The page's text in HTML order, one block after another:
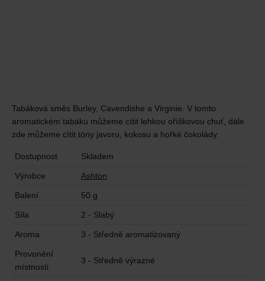
Tabáková směs Burley, Cavendishe a Virginie. V tomto
aromatickém tabáku můžeme cítit lehkou oříškovou chuť, dále
zde můžeme cítit tóny javoru, kokosu a hořké čokolády.
Dostupnost Skladem
Výrobce Ashton
Balení 50 g
Síla 2 - Slabý
Aroma 3 - Středně aromatizovaný
Provonění
místnosti
3 - Středně výrazné